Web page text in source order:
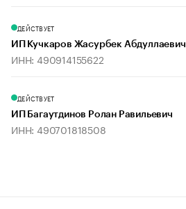
ДЕЙСТВУЕТ
ИП Кучкаров Жасурбек Абдуллаевич
ИНН: 490914155622
ДЕЙСТВУЕТ
ИП Багаутдинов Ролан Равильевич
ИНН: 490701818508